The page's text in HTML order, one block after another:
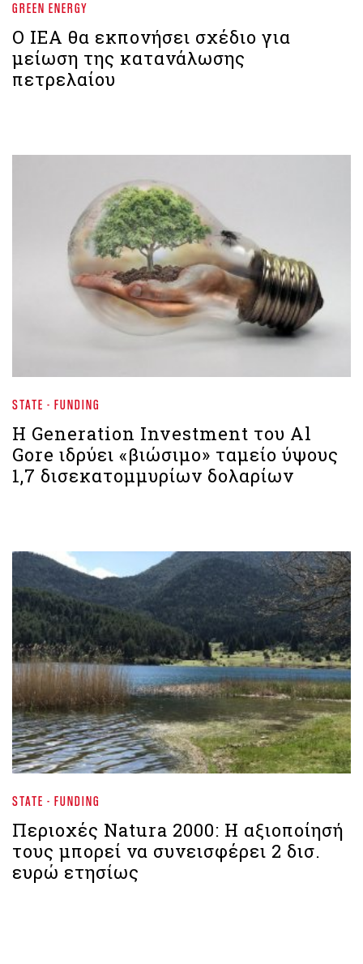
GREEN ENERGY
Ο IEA θα εκπονήσει σχέδιο για
μείωση της κατανάλωσης
πετρελαίου
STATE - FUNDING
Η Generation Investment του Al
Gore ιδρύει «βιώσιμο» ταμείο ύψους
1,7 δισεκατομμυρίων δολαρίων
STATE - FUNDING
Περιοχές Natura 2000: H αξιοποίησή
τους μπορεί να συνεισφέρει 2 δισ.
ευρώ ετησίως